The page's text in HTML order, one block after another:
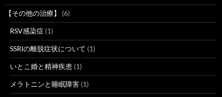
【その他の治療】 (6)
RSV感染症 (1)
SSRIの離脱症状について (1)
いとこ婚と精神疾患 (1)
メラトニンと睡眠障害 (1)